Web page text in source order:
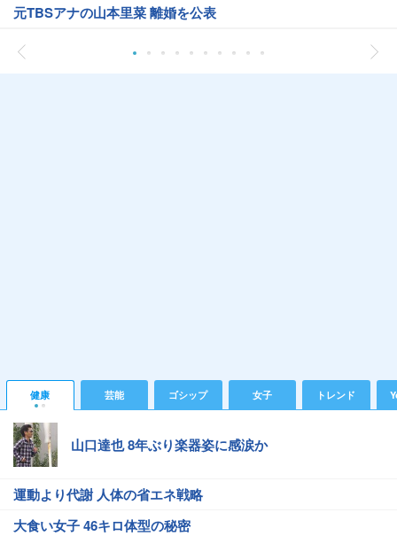
元TBSアナの山本里菜 離婚を公表
健康 芸能 ゴシップ 女子 トレンド
山口達也 8年ぶり楽器姿に感涙か
運動より代謝 人体の省エネ戦略
大食い女子 46キロ体型の秘密